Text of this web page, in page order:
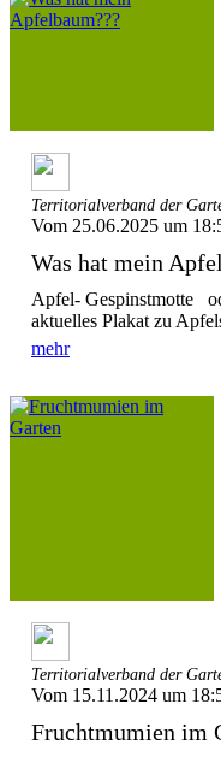
Territorialverband der
Vom 25.06.2025 um
Was hat mein
Apfel- Gespinstmotte
aktuelles Plakat zu
mehr
Territorialverband der
Vom 15.11.2024 um
Fruchtmumien im